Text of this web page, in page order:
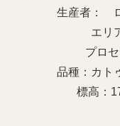
生産者：
エリ
プロ
品種：カト
標高：